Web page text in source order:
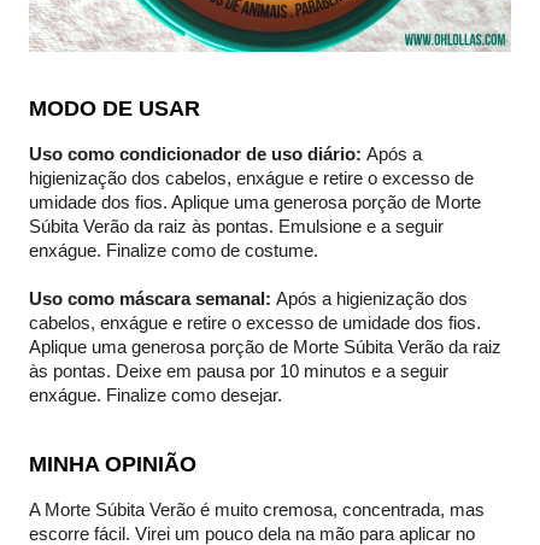
MODO DE USAR
Uso como condicionador de uso diário: Após a
higienização dos cabelos, enxágue e retire o excesso de
umidade dos fios. Aplique uma generosa porção de Morte
Súbita Verão da raiz às pontas. Emulsione e a seguir
enxágue. Finalize como de costume.
Uso como máscara semanal: Após a higienização dos
cabelos, enxágue e retire o excesso de umidade dos fios.
Aplique uma generosa porção de Morte Súbita Verão da raiz
às pontas. Deixe em pausa por 10 minutos e a seguir
enxágue. Finalize como desejar.
MINHA OPINIÃO
A Morte Súbita Verão é muito cremosa, concentrada, mas
escorre fácil. Virei um pouco dela na mão para aplicar no